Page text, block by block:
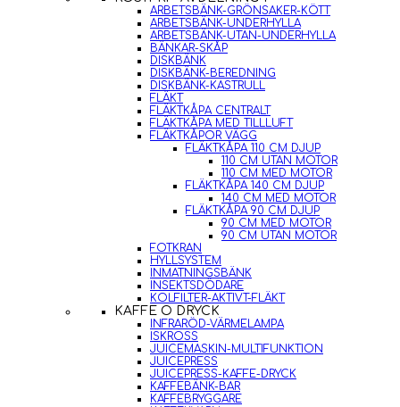
ARBETSBÄNK-GRÖNSAKER-KÖTT
ARBETSBÄNK-UNDERHYLLA
ARBETSBÄNK-UTAN-UNDERHYLLA
BÄNKAR-SKÅP
DISKBÄNK
DISKBÄNK-BEREDNING
DISKBÄNK-KASTRULL
FLÄKT
FLÄKTKÅPA CENTRALT
FLÄKTKÅPA MED TILLLUFT
FLÄKTKÅPOR VÄGG
FLÄKTKÅPA 110 CM DJUP
110 CM UTAN MOTOR
110 CM MED MOTOR
FLÄKTKÅPA 140 CM DJUP
140 CM MED MOTOR
FLÄKTKÅPA 90 CM DJUP
90 CM MED MOTOR
90 CM UTAN MOTOR
FOTKRAN
HYLLSYSTEM
INMATNINGSBÄNK
INSEKTSDÖDARE
KOLFILTER-AKTIVT-FLÄKT
KAFFE O DRYCK
INFRARÖD-VÄRMELAMPA
ISKROSS
JUICEMASKIN-MULTIFUNKTION
JUICEPRESS
JUICEPRESS-KAFFE-DRYCK
KAFFEBÄNK-BAR
KAFFEBRYGGARE